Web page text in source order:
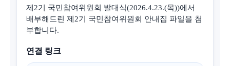
제2기 국민참여위원회 발대식(2026.4.23.(목))에서
배부해드린 제2기 국민참여위원회 안내집 파일을 첨
부합니다.
연결 링크